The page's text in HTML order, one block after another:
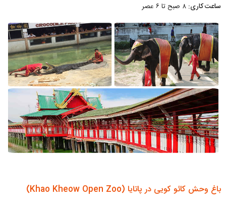
ساعت کاری:
باغ وحش کائو کویی در پاتایا (Khao Kheow Open Zoo)